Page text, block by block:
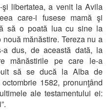
libertatea, a venit la Avila
care-i fusese mamă şi
să o poată lua cu sine la
mănăstire. Tereza nu a
a dus, de această dată, la
mănăstirile pe care le-a
să se ducă la Alba de
1582, pronunţând
ale testamentului ei: